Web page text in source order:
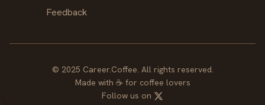
Feedback
© 2025 Career.Coffee. All rights reserved.
Made with ☕ for coffee lovers
Follow us on